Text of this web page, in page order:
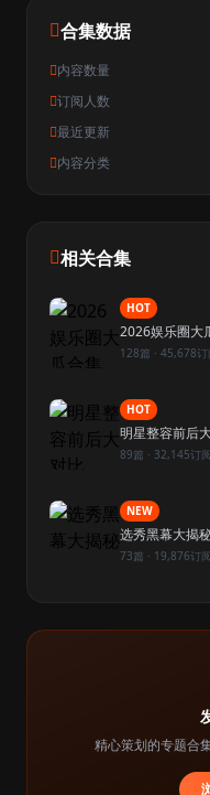
合集数据
内容数量
订阅人数
最近更新
内容分类
相关合集
HOT
2026娱乐圈大
128篇 · 45,678订
HOT
明星整容前后
89篇 · 32,145订阅
NEW
选秀黑幕大揭
73篇 · 19,876订阅
精心策划的专题合